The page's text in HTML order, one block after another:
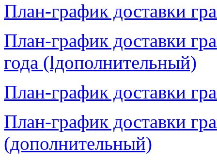
План-график доставки
План-график доставки
года (lдополнительный)
План-график доставки
План-график доставки
(дополнительный)